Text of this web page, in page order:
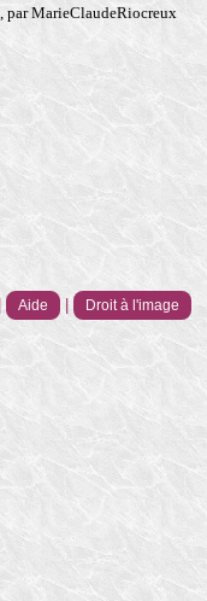
par MarieClaudeRiocreux
Aide Droit à l'image